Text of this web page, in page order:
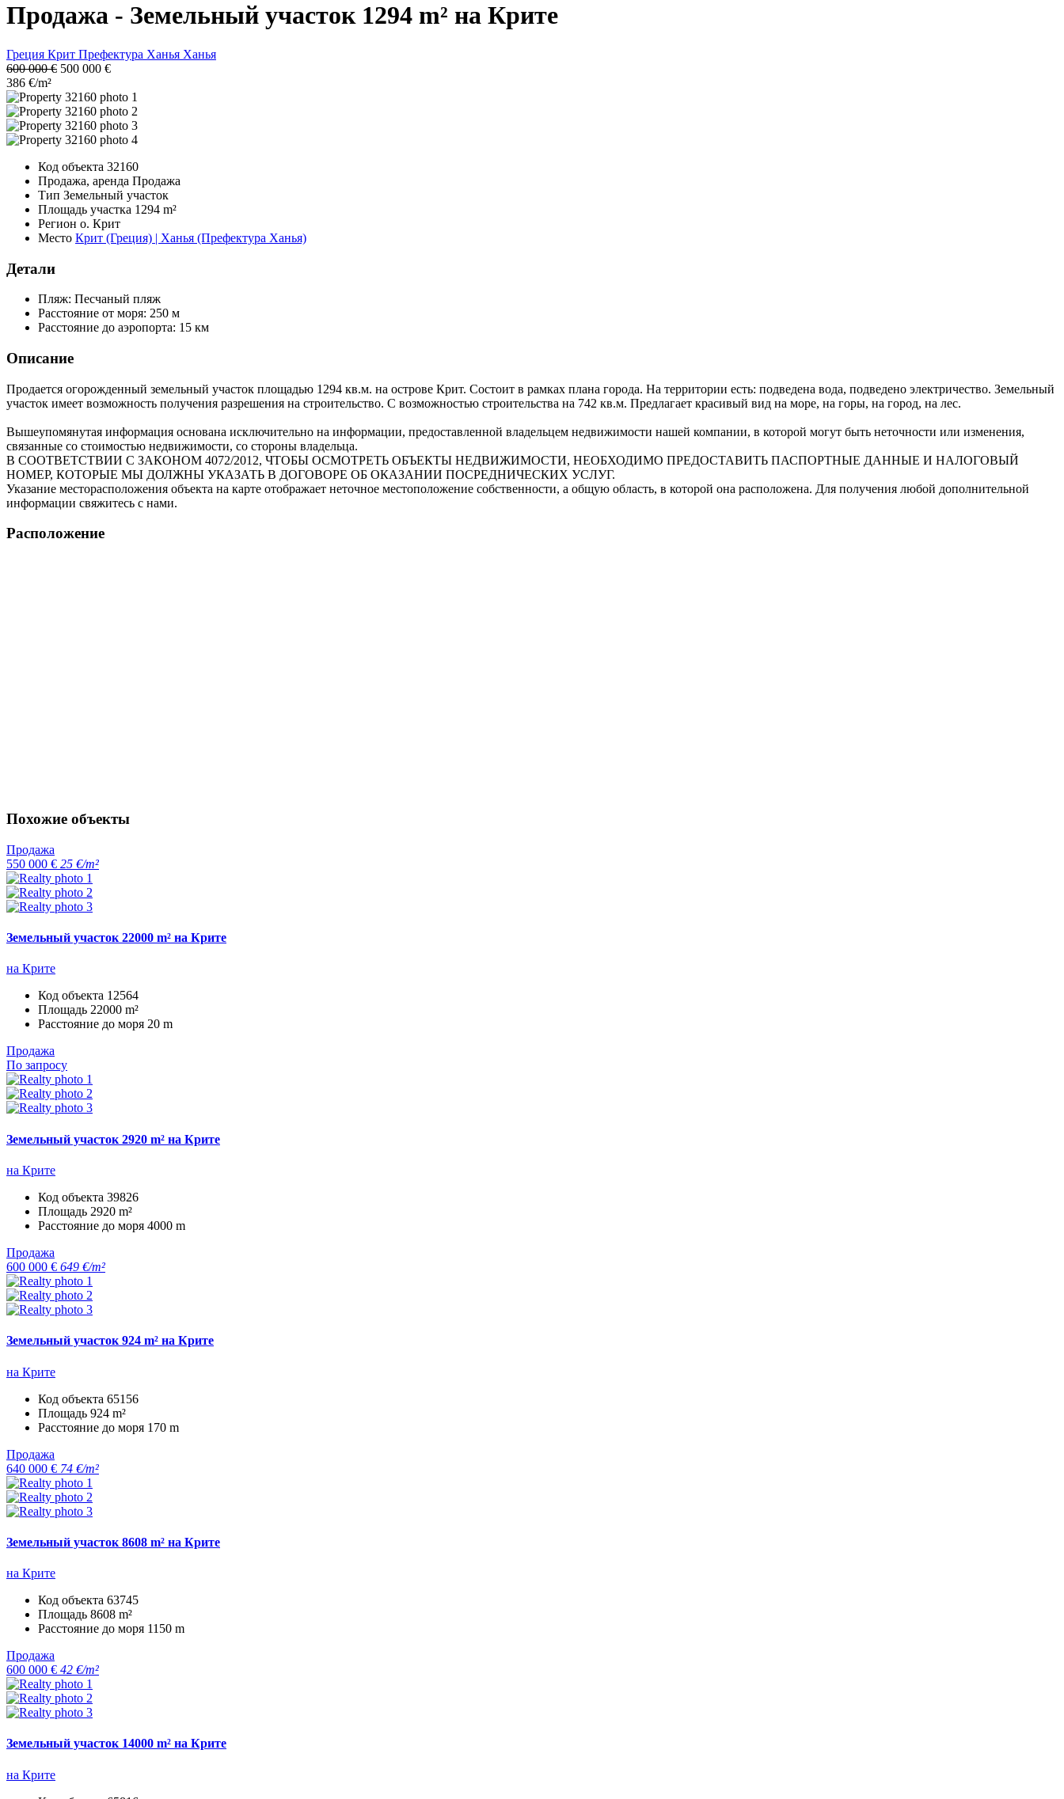
Продажа - Земельный участок 1294 m² на Крите
Греция Крит Префектура Ханья Ханья
600 000 € 500 000 €
386 €/m²
Код объекта 32160
Продажа, аренда Продажа
Тип Земельный участок
Площадь участка 1294 m²
Регион о. Крит
Место Крит (Греция) | Ханья (Префектура Ханья)
Детали
Пляж: Песчаный пляж
Расстояние от моря: 250 м
Расстояние до аэропорта: 15 км
Описание
Продается огорожденный земельный участок площадью 1294 кв.м. на острове Крит. Состоит в рамках плана города. На территории есть: подведена вода, подведено электричество. Земельный
участок имеет возможность получения разрешения на строительство. С возможностью строительства на 742 кв.м. Предлагает красивый вид на море, на горы, на город, на лес.
Вышеупомянутая информация основана исключительно на информации, предоставленной владельцем недвижимости нашей компании, в которой могут быть неточности или изменения,
связанные со стоимостью недвижимости, со стороны владельца.
В СООТВЕТСТВИИ С ЗАКОНОМ 4072/2012, ЧТОБЫ ОСМОТРЕТЬ ОБЪЕКТЫ НЕДВИЖИМОСТИ, НЕОБХОДИМО ПРЕДОСТАВИТЬ ПАСПОРТНЫЕ ДАННЫЕ И НАЛОГОВЫЙ
НОМЕР, КОТОРЫЕ МЫ ДОЛЖНЫ УКАЗАТЬ В ДОГОВОРЕ ОБ ОКАЗАНИИ ПОСРЕДНИЧЕСКИХ УСЛУГ.
Указание месторасположения объекта на карте отображает неточное местоположение собственности, а общую область, в которой она расположена. Для получения любой дополнительной
информации свяжитесь с нами.
Расположение
Похожие объекты
Продажа
550 000 € 25 €/m²
Земельный участок 22000 m² на Крите
на Крите
Код объекта 12564
Площадь 22000 m²
Расстояние до моря 20 m
Продажа
По запросу
Земельный участок 2920 m² на Крите
на Крите
Код объекта 39826
Площадь 2920 m²
Расстояние до моря 4000 m
Продажа
600 000 € 649 €/m²
Земельный участок 924 m² на Крите
на Крите
Код объекта 65156
Площадь 924 m²
Расстояние до моря 170 m
Продажа
640 000 € 74 €/m²
Земельный участок 8608 m² на Крите
на Крите
Код объекта 63745
Площадь 8608 m²
Расстояние до моря 1150 m
Продажа
600 000 € 42 €/m²
Земельный участок 14000 m² на Крите
на Крите